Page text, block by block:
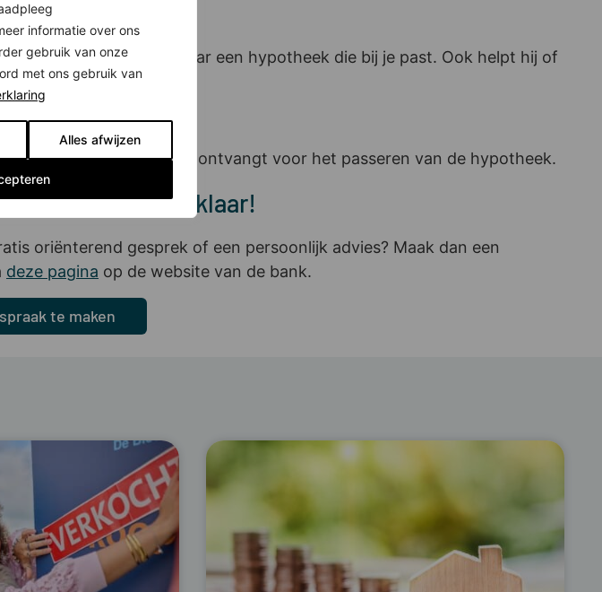
informatie over ons
gebruik van onze
met ons gebruik van
Alles afwijzen
samen met jou naar een hypotheek die bij je past. Ook helpt hij of
hypotheekofferte.
de notaris alle stukken ontvangt voor het passeren van de hypotheek.
staan voor je klaar!
oriënterend gesprek of een persoonlijk advies? Maak dan een
deze pagina op de website van de bank.
te maken